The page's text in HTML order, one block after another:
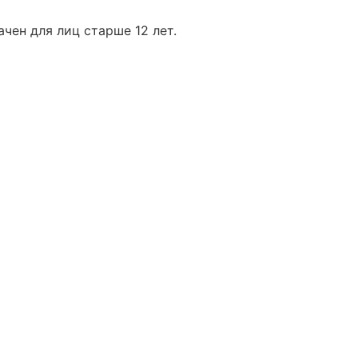
для лиц старше 12 лет.